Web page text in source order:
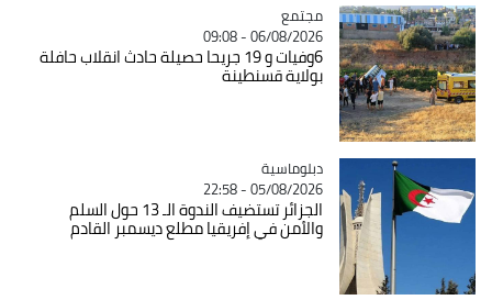
Catégorie
مجتمع
06/08/2026 - 09:08
6وفيات و 19 جريحا حصيلة حادث انقلاب حافلة
بولاية قسنطينة
Catégorie
دبلوماسية
05/08/2026 - 22:58
الجزائر تستضيف الندوة الـ 13 حول السلم
والأمن في إفريقيا مطلع ديسمبر القادم